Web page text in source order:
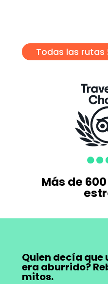
Todas las rutas
Más de
Quien decía
era aburrido?
mitos.